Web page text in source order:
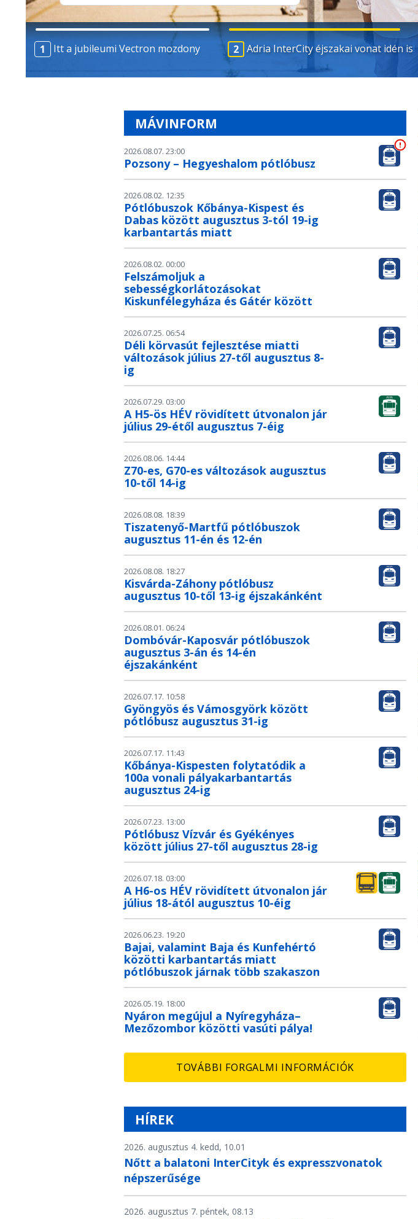
Itt a jubileumi Vectron mozdony Adria InterCity éjszakai vonat idén is!
MÁVINFORM
2026.08.07. 23:00
Pozsony – Hegyeshalom pótlóbusz
2026.08.02. 12:35
Pótlóbuszok Kőbánya-Kispest és
Dabas között augusztus 3-tól 19-ig
karbantartás miatt
2026.08.02. 00:00
Felszámoljuk a
sebességkorlátozásokat
Kiskunfélegyháza és Gátér között
2026.07.25. 06:54
Déli körvasút fejlesztése miatti
változások július 27-től augusztus 8-
ig
2026.07.29. 03:00
A H5-ös HÉV rövidített útvonalon jár
július 29-étől augusztus 7-éig
2026.08.06. 14:44
Z70-es, G70-es változások augusztus
10-től 14-ig
2026.08.08. 18:39
Tiszatenyő-Martfű pótlóbuszok
augusztus 11-én és 12-én
2026.08.08. 18:27
Kisvárda-Záhony pótlóbusz
augusztus 10-től 13-ig éjszakánként
2026.08.01. 06:24
Dombóvár-Kaposvár pótlóbuszok
augusztus 3-án és 14-én
éjszakánként
2026.07.17. 10:58
Gyöngyös és Vámosgyörk között
pótlóbusz augusztus 31-ig
2026.07.17. 11:43
Kőbánya-Kispesten folytatódik a
100a vonali pályakarbantartás
augusztus 24-ig
2026.07.23. 13:00
Pótlóbusz Vízvár és Gyékényes
között július 27-től augusztus 28-ig
2026.07.18. 03:00
A H6-os HÉV rövidített útvonalon jár
július 18-ától augusztus 10-éig
2026.06.23. 19:20
Bajai, valamint Baja és Kunfehértó
közötti karbantartás miatt
pótlóbuszok járnak több szakaszon
2026.05.19. 18:00
Nyáron megújul a Nyíregyháza–
Mezőzombor közötti vasúti pálya!
TOVÁBBI FORGALMI INFORMÁCIÓK
HÍREK
2026. augusztus 4. kedd, 10.01
Nőtt a balatoni InterCityk és expresszvonatok
népszerűsége
2026. augusztus 7. péntek, 08.13